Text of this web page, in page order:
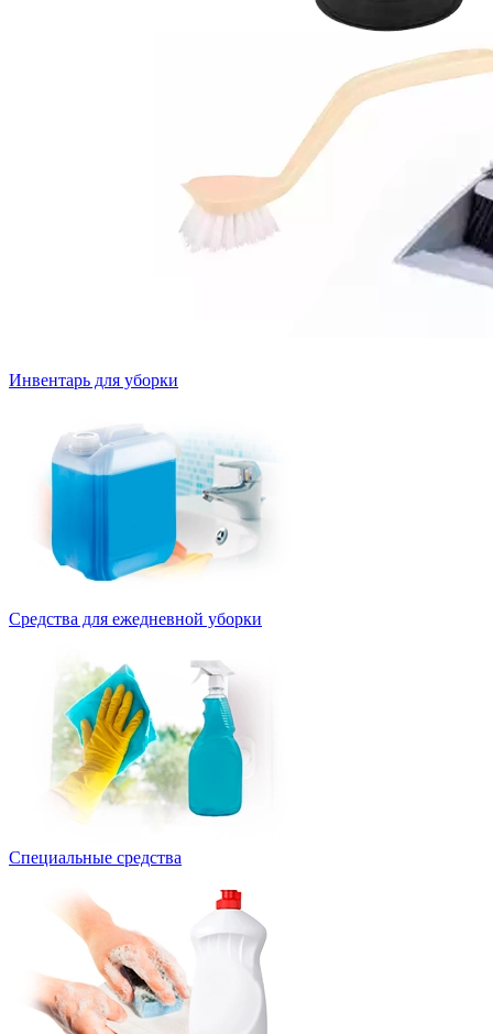
Инвентарь для уборки
Средства для ежедневной уборки
Специальные средства